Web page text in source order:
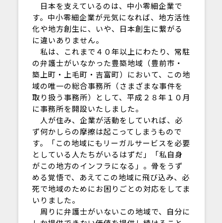
日本を支えているのは、中小零細企業で
す。中小零細企業が元気になれば、地方活性
化や地方創生に、いや、日本創生に繋がる
に違いありません。
私は、これまで４０年以上にわたり、常駐
の弁護士がいなかった豊築地域（豊前市・
築上町・上毛町・吉富町）において、この地
域の唯一の総合事務所（さまざまな事件を
取り扱う事務所）として、平成２８年１０月
に事務所を開設いたしました。
人が住み、企業が活動をしていれば、必
ず何かしらの摩擦は起こってしまうもので
す。「この地域にもリーガルサービスを必要
としている人たちがいるはずだ」「私自身
がこの地方のインフラになる」。骨をうず
める覚悟で、あえてこの地域に飛び込み、必
死で地域のためにお困りごとの対応をしてま
いりました。
周りに弁護士がいないこの地域で、自分に